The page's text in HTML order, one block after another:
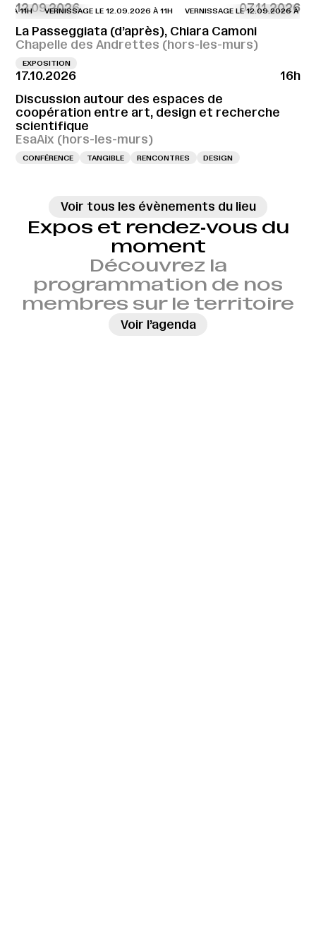
12.09.2026 07.11.2026
À 11H VERNISSAGE LE 12.09.2026 À 11H VERNISSAGE LE 12.09.2026 À 11H
La Passeggiata (d’après), Chiara Camoni
Chapelle des Andrettes (hors-les-murs)
EXPOSITION
17.10.2026
16h
Discussion autour des espaces de
coopération entre art, design et recherche
scientifique
EsaAix (hors-les-murs)
CONFÉRENCE TANGIBLE RENCONTRES DESIGN
Voir tous les évènements du lieu
Expos et rendez‑vous du
moment
Découvrez la
programmation de nos
membres sur le territoire
Voir l’agenda